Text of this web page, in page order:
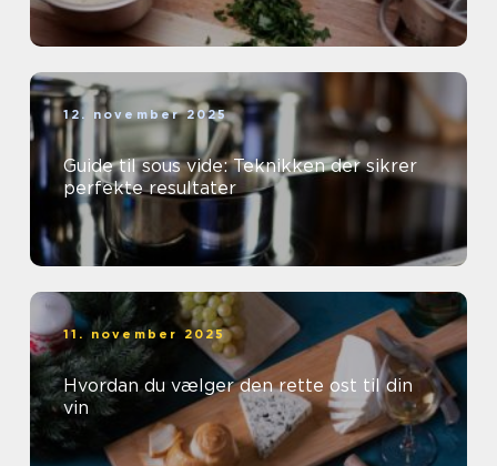
12. november 2025
Guide til sous vide: Teknikken der sikrer
perfekte resultater
11. november 2025
Hvordan du vælger den rette ost til din
vin